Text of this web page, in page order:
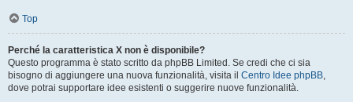
Top
Perché la caratteristica X non è disponibile?
Questo programma è stato scritto da phpBB Limited. Se credi che ci sia
bisogno di aggiungere una nuova funzionalità, visita il Centro Idee phpBB,
dove potrai supportare idee esistenti o suggerire nuove funzionalità.